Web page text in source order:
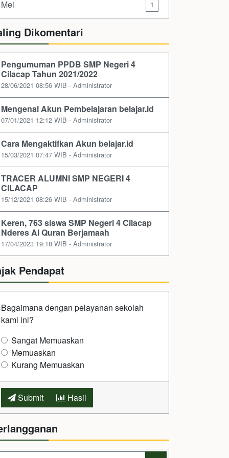
Mei 1
Dikomentari
Pengumuman PPDB SMP Negeri 4
Cilacap Tahun 2021/2022
28/06/2021 08:56 WIB - Administrator
Mengenal Akun Pembelajaran belajar.id
07/01/2021 12:12 WIB - Administrator
Cara Mengaktifkan Akun belajar.id
15/03/2021 07:47 WIB - Administrator
TRACER ALUMNI SMP NEGERI 4
CILACAP
15/12/2021 08:26 WIB - Administrator
Keren, 763 siswa SMP Negeri 4 Cilacap
Nderes Al Quran Berjamaah
17/04/2023 19:18 WIB - Administrator
Pendapat
Bagaimana dengan pelayanan sekolah
kami ini?
Sangat Memuaskan
Memuaskan
Kurang Memuaskan
Submit Hasil